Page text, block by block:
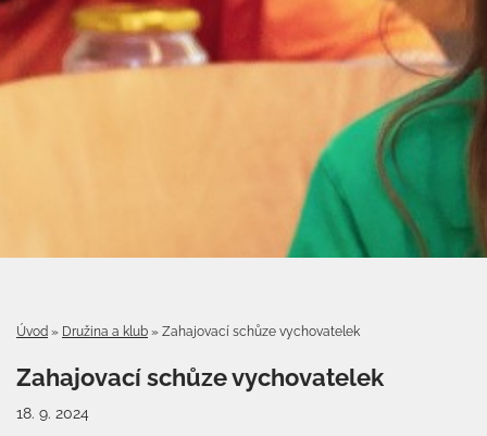
Úvod » Družina a klub » Zahajovací schůze vychovatelek
Zahajovací schůze vychovatelek
18. 9. 2024